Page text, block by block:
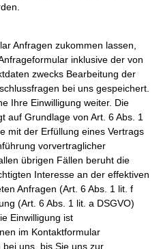
Anfragen zukommen lassen,
inklusive der von
zwecks Bearbeitung der
bei uns gespeichert.
Ihre Einwilligung weiter. Die
auf Grundlage von Art. 6 Abs. 1
mit der Erfüllung eines Vertrags
vorvertraglicher
übrigen Fällen beruht die
Interesse an der effektiven
Anfragen (Art. 6 Abs. 1 lit. f
(Art. 6 Abs. 1 lit. a DSGVO)
Einwilligung ist
im Kontaktformular
uns, bis Sie uns zur